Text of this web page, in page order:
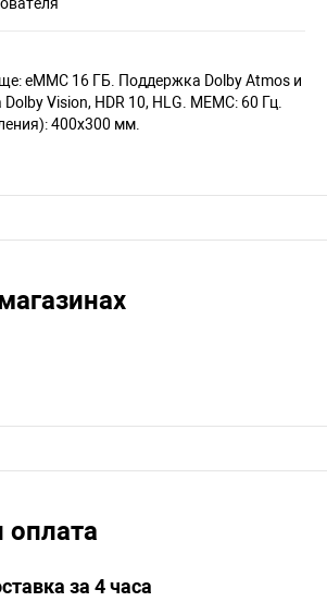
eMMC 16 ГБ. Поддержка Dolby Atmos и
Vision, HDR 10, HLG. MEMC: 60 Гц.
400х300 мм.
оплата
за 4 часа